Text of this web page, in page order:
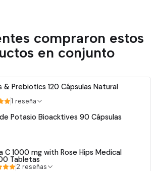
compraron estos
en conjunto
& Prebiotics 120 Cápsulas Natural
1 reseña
Potasio Bioacktives 90 Cápsulas
C 1000 mg with Rose Hips Medical
Tabletas
2 reseñas